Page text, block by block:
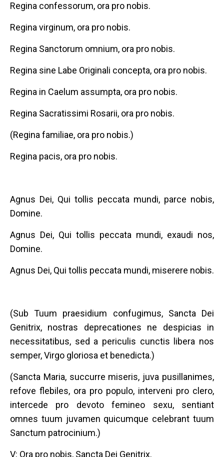
Regina confessorum, ora pro nobis.
Regina virginum, ora pro nobis.
Regina Sanctorum omnium, ora pro nobis.
Regina sine Labe Originali concepta, ora pro nobis.
Regina in Caelum assumpta, ora pro nobis.
Regina Sacratissimi Rosarii, ora pro nobis.
(Regina familiae, ora pro nobis.)
Regina pacis, ora pro nobis.
Agnus Dei, Qui tollis peccata mundi, parce nobis,
Domine.
Agnus Dei, Qui tollis peccata mundi, exaudi nos,
Domine.
Agnus Dei, Qui tollis peccata mundi, miserere nobis.
(Sub Tuum praesidium confugimus, Sancta Dei
Genitrix, nostras deprecationes ne despicias in
necessitatibus, sed a periculis cunctis libera nos
semper, Virgo gloriosa et benedicta.)
(Sancta Maria, succurre miseris, juva pusillanimes,
refove flebiles, ora pro populo, interveni pro clero,
intercede pro devoto femineo sexu, sentiant
omnes tuum juvamen quicumque celebrant tuum
Sanctum patrocinium.)
V: Ora pro nobis, Sancta Dei Genitrix.